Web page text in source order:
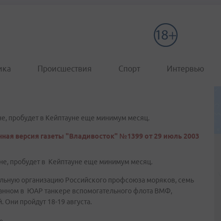
Происшествия Спорт Интервью
пробудет в Кейптауне еще минимум месяц.
версия газеты "Владивосток" №1399 от 29 июль 2003
пробудет в Кейптауне еще минимум месяц.
организацию Российского профсоюза моряков, семь
в ЮАР танкере вспомогательного флота ВМФ,
Они пройдут 18-19 августа.